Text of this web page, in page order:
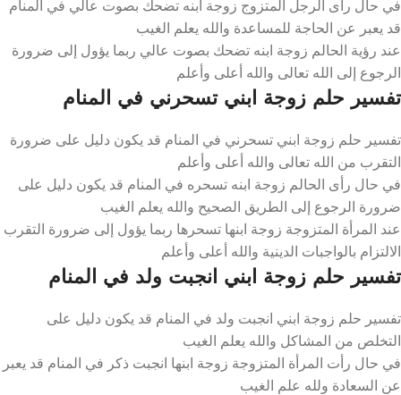
في حال رأى الرجل المتزوج زوجة ابنه تضحك بصوت عالي في المنام
قد يعبر عن الحاجة للمساعدة والله يعلم الغيب
عند رؤية الحالم زوجة ابنه تضحك بصوت عالي ربما يؤول إلى ضرورة
الرجوع إلى الله تعالى والله أعلى وأعلم
تفسير حلم زوجة ابني تسحرني في المنام
تفسير حلم زوجة ابني تسحرني في المنام قد يكون دليل على ضرورة
التقرب من الله تعالى والله أعلى وأعلم
في حال رأى الحالم زوجة ابنه تسحره في المنام قد يكون دليل على
ضرورة الرجوع إلى الطريق الصحيح والله يعلم الغيب
عند المرأة المتزوجة زوجة ابنها تسحرها ربما يؤول إلى ضرورة التقرب
الالتزام بالواجبات الدينية والله أعلى وأعلم
تفسير حلم زوجة ابني انجبت ولد في المنام
تفسير حلم زوجة ابني انجبت ولد في المنام قد يكون دليل على
التخلص من المشاكل والله يعلم الغيب
في حال رأت المرأة المتزوجة زوجة ابنها انجبت ذكر في المنام قد يعبر
عن السعادة ولله علم الغيب